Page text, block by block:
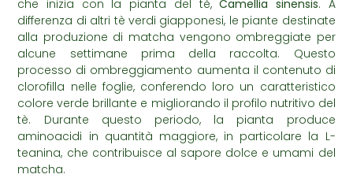
che inizia con la pianta del tè,Camellia sinensis. A
differenza di altri tè verdi giapponesi, le piante destinate
alla produzione di matcha vengono ombreggiate per
alcune settimane prima della raccolta. Questo
processo di ombreggiamento aumenta il contenuto di
clorofilla nelle foglie, conferendo loro un caratteristico
colore verde brillante e migliorando il profilo nutritivo del
tè. Durante questo periodo, la pianta produce
aminoacidi in quantità maggiore, in particolare la L-
teanina, che contribuisce al sapore dolce e umami del
matcha.